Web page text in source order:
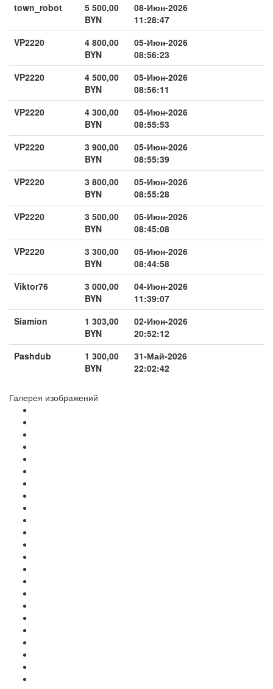
town_robot
5 500,00
BYN
08-Июн-2026
11:28:47
VP2220
4 800,00
BYN
05-Июн-2026
08:56:23
VP2220
4 500,00
BYN
05-Июн-2026
08:56:11
VP2220
4 300,00
BYN
05-Июн-2026
08:55:53
VP2220
3 900,00
BYN
05-Июн-2026
08:55:39
VP2220
3 800,00
BYN
05-Июн-2026
08:55:28
VP2220
3 500,00
BYN
05-Июн-2026
08:45:08
VP2220
3 300,00
BYN
05-Июн-2026
08:44:58
Viktor76
3 000,00
BYN
04-Июн-2026
11:39:07
Siamion
1 303,00
BYN
02-Июн-2026
20:52:12
Pashdub
1 300,00
BYN
31-Май-2026
22:02:42
Галерея изображений